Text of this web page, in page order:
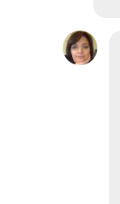
respuesta